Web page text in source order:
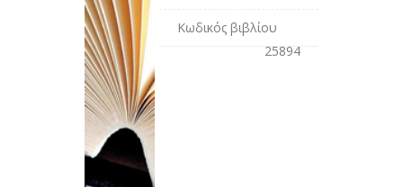
Κωδικός βιβλίου
25894